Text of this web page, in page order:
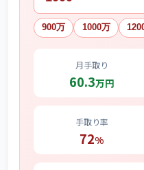
900万 1000万
月手取り
60.3万円
手取り率
72%